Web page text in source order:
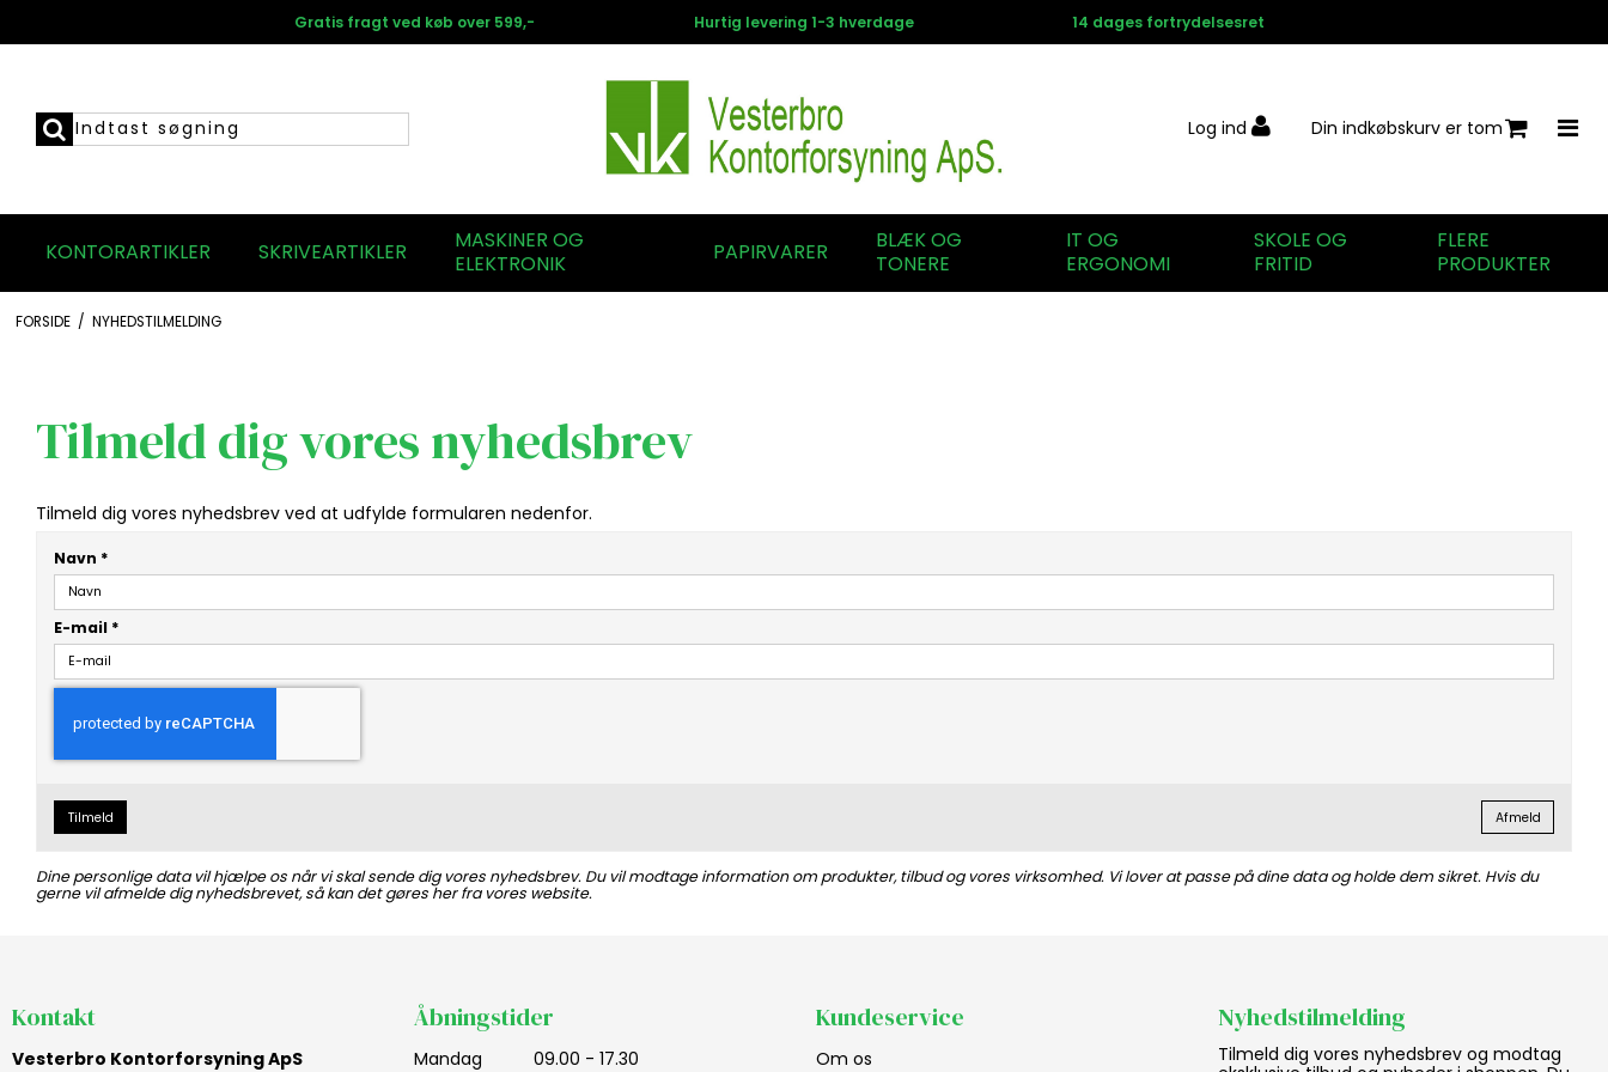
Gratis fragt ved køb over 599,- Hurtig levering 1-3 hverdage 14 dages fortrydelsesret
Log ind Din indkøbskurv er tom
KONTORARTIKLER SKRIVEARTIKLER
MASKINER OG
ELEKTRONIK
PAPIRVARER
BLÆK OG
TONERE
IT OG
ERGONOMI
SKOLE OG
FRITID
FLERE
PRODUKTER
FORSIDE / NYHEDSTILMELDING
Tilmeld dig vores nyhedsbrev
Tilmeld dig vores nyhedsbrev ved at udfylde formularen nedenfor.
Navn *
E-mail *
Tilmeld Afmeld
Dine personlige data vil hjælpe os når vi skal sende dig vores nyhedsbrev. Du vil modtage information om produkter, tilbud og vores virksomhed. Vi lover at passe på dine data og holde dem sikret. Hvis du
gerne vil afmelde dig nyhedsbrevet, så kan det gøres her fra vores website.
Kontakt
Vesterbro Kontorforsyning ApS
Åbningstider
Mandag 09.00 - 17.30
Kundeservice
Om os
Nyhedstilmelding
Tilmeld dig vores nyhedsbrev og modtag